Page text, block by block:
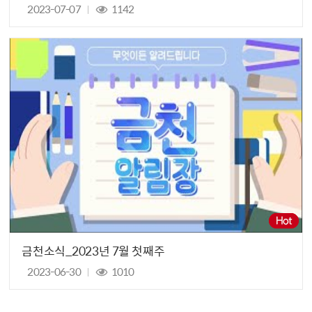
2023-07-07 1142
금천소식_2023년 7월 첫째주
2023-06-30 1010